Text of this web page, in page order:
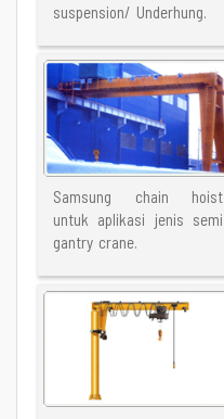
suspension/ Underhung.
Samsung chain hoist
untuk aplikasi jenis semi
gantry crane.